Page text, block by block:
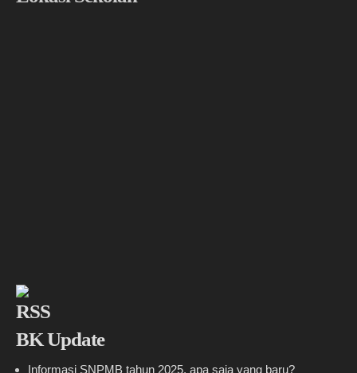
BK Update
Informasi SNPMB tahun 2025, apa saja yang baru?